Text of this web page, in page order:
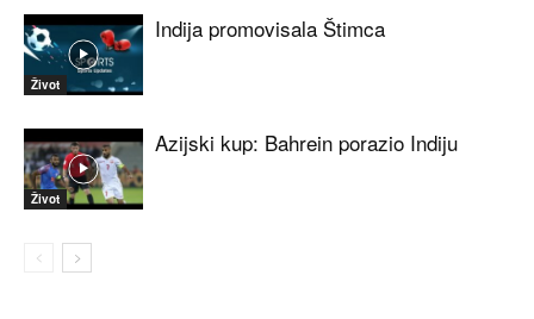
Život
Indija promovisala Štimca
Život
Azijski kup: Bahrein porazio Indiju